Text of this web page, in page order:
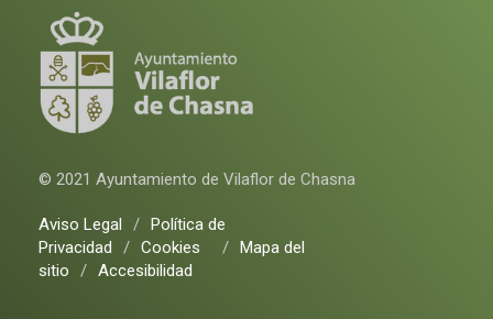
© 2021 Ayuntamiento de Vilaflor de Chasna
Aviso Legal / Política de
Privacidad
/ Cookies / Mapa del
sitio
/ Accesibilidad